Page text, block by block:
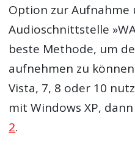
Option zur Aufnahme
Audioschnittstelle
beste Methode, um
aufnehmen zu
Vista, 7, 8 oder 10
mit Windows XP,
2.